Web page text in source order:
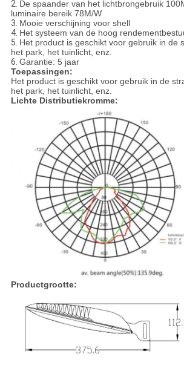
2. De spaander van het lichtbrongebruik
luminaire bereik 78M/W
3. Mooie verschijning voor shell
4. Het systeem van de hoog
5. Het product is geschikt voor gebruik in de
het park, het tuinlicht, enz.
6. Garantie: 5 jaar
Toepassingen:
Het product is geschikt voor gebruik in de
het park, het tuinlicht, enz.
Lichte Distributiekromme:
Productgrootte: